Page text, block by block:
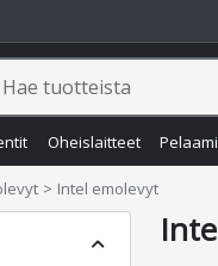
Oheislaitteet
Intel emolevyt
expand_less